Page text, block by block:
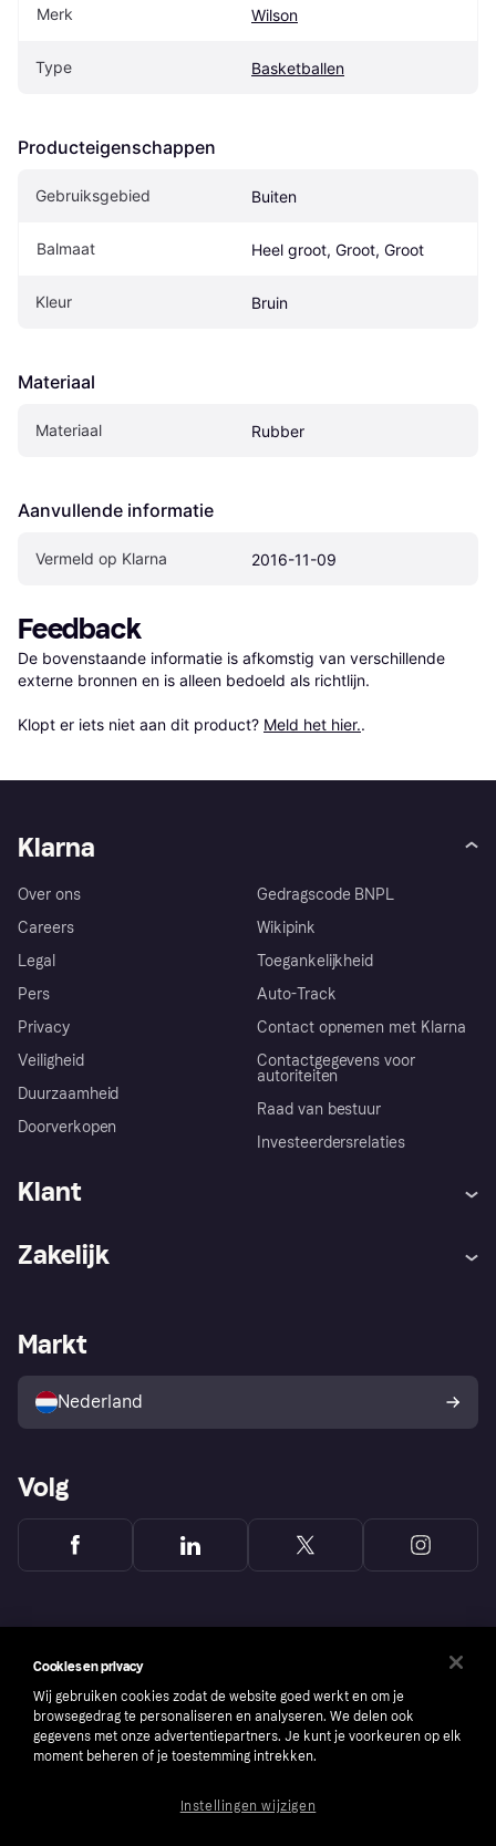
Merk Wilson
Type Basketballen
Producteigenschappen
Gebruiksgebied Buiten
Balmaat Heel groot, Groot, Groot
Kleur Bruin
Materiaal
Materiaal Rubber
Aanvullende informatie
Vermeld op Klarna 2016-11-09
Feedback
De bovenstaande informatie is afkomstig van verschillende
externe bronnen en is alleen bedoeld als richtlijn.
Klopt er iets niet aan dit product? Meld het hier..
Klarna
Over ons
Careers
Legal
Pers
Privacy
Veiligheid
Duurzaamheid
Doorverkopen
Gedragscode BNPL
Wikipink
Toegankelijkheid
Auto-Track
Contact opnemen met Klarna
Contactgegevens voor
autoriteiten
Raad van bestuur
Investeerdersrelaties
Klant
Winkeloverzicht
Kopersbescherming voor
consumenten
Zakelijk
Zakelijke login
Markt
Nederland
Volg
Cookies en privacy
Wij gebruiken cookies zodat de website goed werkt en om je
browsegedrag te personaliseren en analyseren. We delen ook
gegevens met onze advertentiepartners. Je kunt je voorkeuren op elk
moment beheren of je toestemming intrekken.
Instellingen wijzigen